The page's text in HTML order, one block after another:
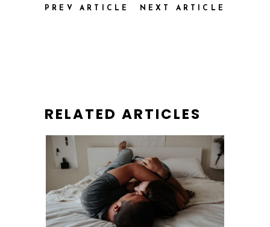
PREV ARTICLE NEXT ARTICLE
RELATED ARTICLES